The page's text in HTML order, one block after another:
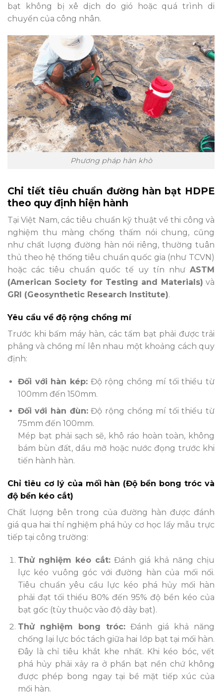
bạt không bị xê dịch do gió hoặc quá trình di
chuyển của công nhân.
Phương pháp hàn khò
Chi tiết tiêu chuẩn đường hàn bạt HDPE
theo quy định hiện hành
Tại Việt Nam, các tiêu chuẩn kỹ thuật về thi công và
nghiệm thu màng chống thấm nói chung, cũng
như chất lượng đường hàn nói riêng, thường tuân
thủ theo hệ thống tiêu chuẩn quốc gia (như TCVN)
hoặc các tiêu chuẩn quốc tế uy tín như ASTM
(American Society for Testing and Materials) và
GRI (Geosynthetic Research Institute).
Yêu cầu về độ rộng chồng mí
Trước khi bấm máy hàn, các tấm bạt phải được trải
phẳng và chồng mí lên nhau một khoảng cách quy
định:
Đối với hàn kép:Độ rộng chồng mí tối thiểu từ
100mm đến 150mm.
Đối với hàn đùn:Độ rộng chồng mí tối thiểu từ
75mm đến 100mm.
Mép bạt phải sạch sẽ, khô ráo hoàn toàn, không
bám bùn đất, dầu mỡ hoặc nước đọng trước khi
tiến hành hàn.
Chỉ tiêu cơ lý của mối hàn (Độ bền bong tróc và
độ bền kéo cắt)
Chất lượng bên trong của đường hàn được đánh
giá qua hai thí nghiệm phá hủy cơ học lấy mẫu trực
tiếp tại công trường:
Thử nghiệm kéo cắt:Đánh giá khả năng chịu
lực kéo vuông góc với đường hàn của mối nối.
Tiêu chuẩn yêu cầu lực kéo phá hủy mối hàn
phải đạt tối thiểu 80% đến 95% độ bền kéo của
bạt gốc (tùy thuộc vào độ dày bạt).
Thử nghiệm bong tróc: Đánh giá khả năng
chống lại lực bóc tách giữa hai lớp bạt tại mối hàn.
Đây là chỉ tiêu khắt khe nhất. Khi kéo bóc, vết
phá hủy phải xảy ra ở phần bạt nền chứ không
được phép bong ngay tại bề mặt tiếp xúc của
mối hàn.